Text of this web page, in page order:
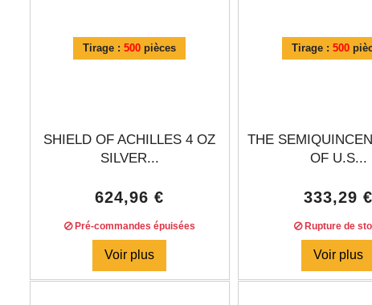
Tirage :500 pièces
SHIELD OF ACHILLES 4 OZ
SILVER...
624,96 €
Pré-commandes épuisées
Voir plus
Tirage :500
THE
OF U.S...
333,29 €
Rupture de
Voir plus